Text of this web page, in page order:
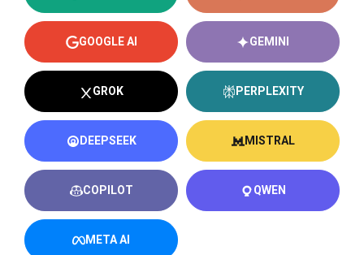
GOOGLE AI GEMINI
GROK PERPLEXITY
DEEPSEEK MISTRAL
COPILOT QWEN
META AI